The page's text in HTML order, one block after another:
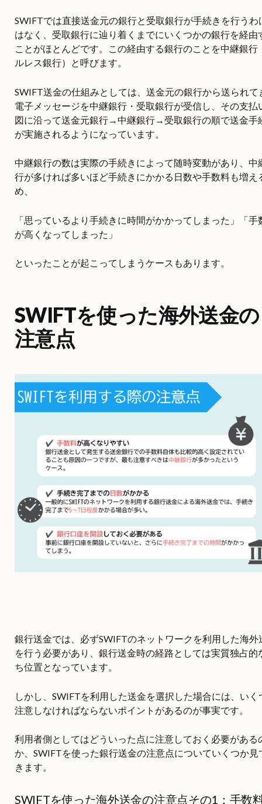
SWIFTでは直接送金元の銀行と受取銀行が手続きを行うわ
はなく、受取銀行に辿り着くまでにいくつかの銀行を経由
ことがほとんどです。この経由する銀行のことを中継銀行
ルレス銀行）と呼びます。
SWIFT送金の仕組みとしては、送金元の銀行から送られて
電子メッセージを中継銀行・受取銀行が受信し、その支払
図に沿って送金元銀行→中継銀行→受取銀行の順で送金手
が実施されるようになっています。
中継銀行の数は実際の手続きによって随時変動があり、中
行が多ければ多いほど手続きにかかる日数や手数料も増え
め、
「思っているより手続きに時間がかかってしまった」「手
が高くなってしまった」
といったことが起こってしまうケースもあります。
SWIFTを使った海外送金の
注意点
銀行送金では、必ずSWIFTのネットワークを利用した海外
を行う必要があり、銀行送金時の経路としては実質独占的
ち位置となっています。
しかし、SWIFTを利用した送金を選択した場合には、いく
注意しなければならないポイントがあるのが事実です。
利用者側としてはどういった点に注意しておく必要がある
か、SWIFTを使った銀行送金の注意点についていくつか見
きます。
SWIFTを使った海外送金の注意点その1：手数